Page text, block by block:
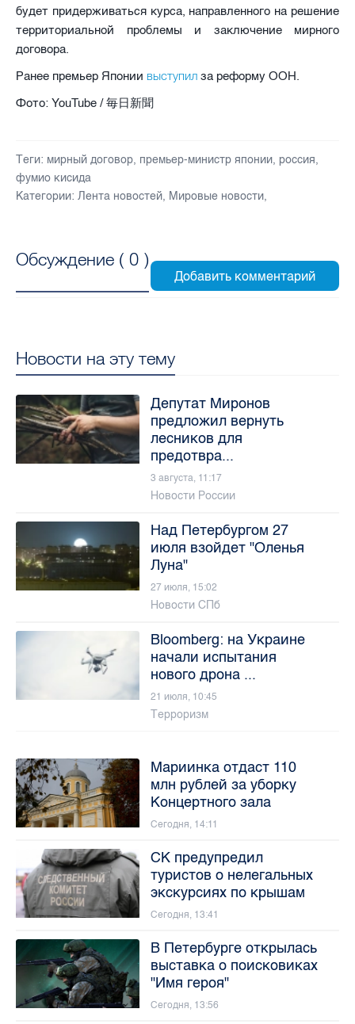
будет придерживаться курса, направленного на решение
территориальной проблемы и заключение мирного
договора.
Ранее премьер Японии выступил за реформу ООН.
Фото: YouTube / 毎日新聞
Теги: мирный договор, премьер-министр японии, россия,
фумио кисида
Категории: Лента новостей, Мировые новости,
Обсуждение ( 0 )
Новости на эту тему
Депутат Миронов
предложил вернуть
лесников для
предотвра...
3 августа, 11:17
Новости России
Над Петербургом 27
июля взойдет "Оленья
Луна"
27 июля, 15:02
Новости СПб
Bloomberg: на Украине
начали испытания
нового дрона ...
21 июля, 10:45
Терроризм
Мариинка отдаст 110
млн рублей за уборку
Концертного зала
Сегодня, 14:11
СК предупредил
туристов о нелегальных
экскурсиях по крышам
Сегодня, 13:41
В Петербурге открылась
выставка о поисковиках
"Имя героя"
Сегодня, 13:56